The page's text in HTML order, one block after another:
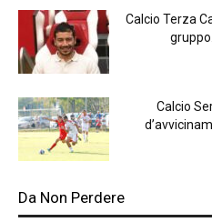
Calcio Terza
Calcio
Da Non Perdere